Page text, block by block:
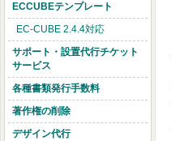
ECCUBEテンプレート
EC-CUBE 2.4.4対応
サポート・設置代行チケット
サービス
各種書類発行手数料
著作権の削除
デザイン代行